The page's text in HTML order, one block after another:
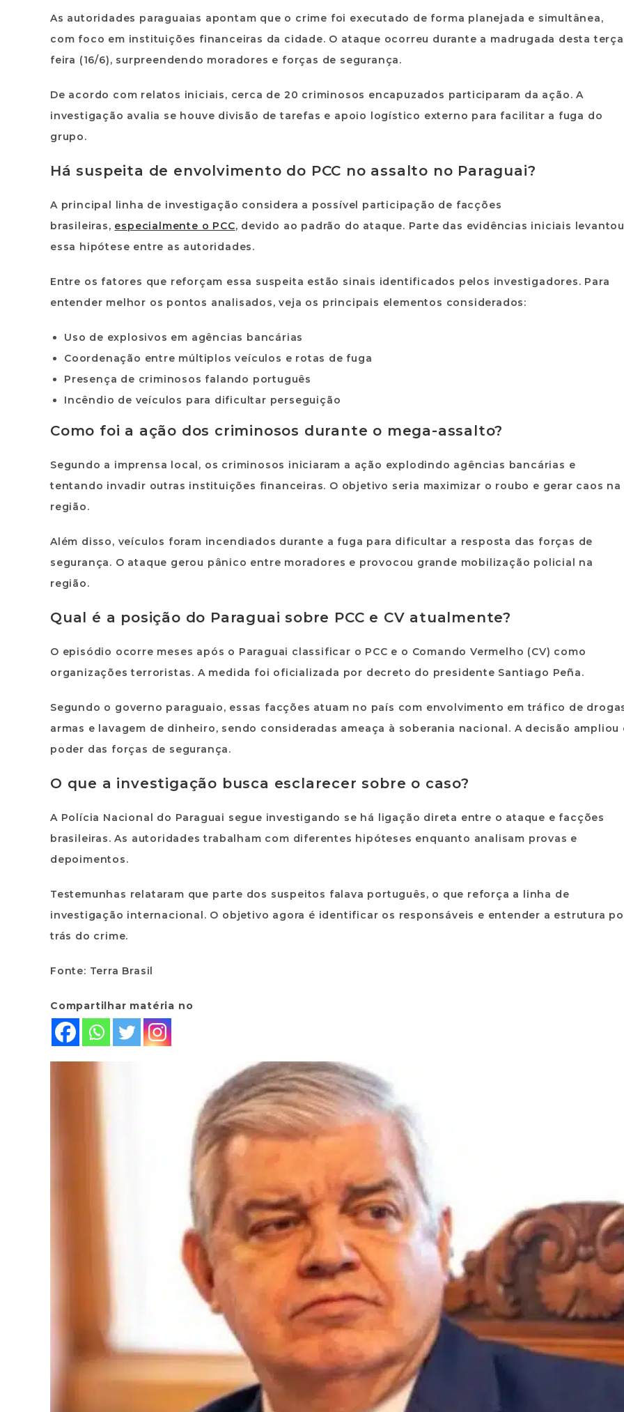
As autoridades paraguaias apontam que o crime foi executado de forma planejada e simultânea,
com foco em instituições financeiras da cidade. O ataque ocorreu durante a madrugada desta
feira (16/6), surpreendendo moradores e forças de segurança.
De acordo com relatos iniciais, cerca de 20 criminosos encapuzados participaram da ação. A
investigação avalia se houve divisão de tarefas e apoio logístico externo para facilitar a fuga do
grupo.
Há suspeita de envolvimento do PCC no assalto no Paraguai?
A principal linha de investigação considera a possível participação de facções
brasileiras, especialmente o PCC, devido ao padrão do ataque. Parte das evidências iniciais
essa hipótese entre as autoridades.
Entre os fatores que reforçam essa suspeita estão sinais identificados pelos investigadores. Para
entender melhor os pontos analisados, veja os principais elementos considerados:
Uso de explosivos em agências bancárias
Coordenação entre múltiplos veículos e rotas de fuga
Presença de criminosos falando português
Incêndio de veículos para dificultar perseguição
Como foi a ação dos criminosos durante o mega-assalto?
Segundo a imprensa local, os criminosos iniciaram a ação explodindo agências bancárias e
tentando invadir outras instituições financeiras. O objetivo seria maximizar o roubo e gerar caos na
região.
Além disso, veículos foram incendiados durante a fuga para dificultar a resposta das forças de
segurança. O ataque gerou pânico entre moradores e provocou grande mobilização policial na
região.
Qual é a posição do Paraguai sobre PCC e CV atualmente?
O episódio ocorre meses após o Paraguai classificar o PCC e o Comando Vermelho (CV) como
organizações terroristas. A medida foi oficializada por decreto do presidente Santiago Peña.
Segundo o governo paraguaio, essas facções atuam no país com envolvimento emtráfico de
armas e lavagem de dinheiro, sendo consideradas ameaça à soberania nacional. A decisão ampliou
poder das forças de segurança.
O que a investigação busca esclarecer sobre o caso?
A Polícia Nacional do Paraguai segue investigando se há ligação direta entre o ataque e facções
brasileiras. As autoridades trabalham com diferentes hipóteses enquanto analisam provas e
depoimentos.
Testemunhas relataram que parte dos suspeitos falava português, o que reforça a linha de
investigação internacional. O objetivo agora é identificar os responsáveis e entender a estrutura
trás do crime.
Fonte: Terra Brasil
Compartilhar matéria no